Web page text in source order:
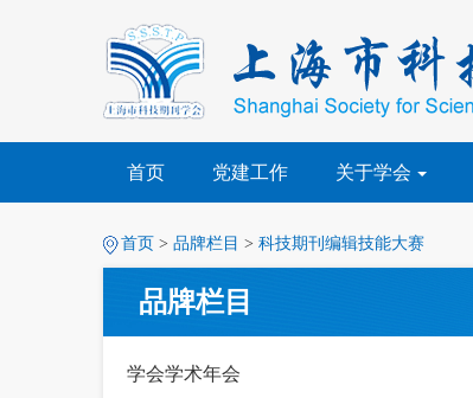
首页 党建工作 关于学会
首页 > 品牌栏目 > 科技期刊编辑技能大赛
品牌栏目
学会学术年会